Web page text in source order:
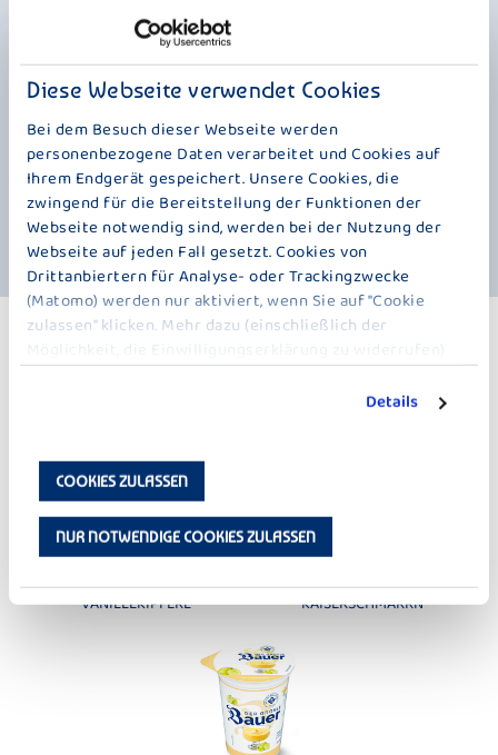
Diese Webseite verwendet Cookies
Bei dem Besuch dieser Webseite werden
personenbezogene Daten verarbeitet und Cookies auf
Ihrem Endgerät gespeichert. Unsere Cookies, die
zwingend für die Bereitstellung der Funktionen der
Webseite notwendig sind, werden bei der Nutzung der
Webseite auf jeden Fall gesetzt. Cookies von
Drittanbiertern für Analyse- oder Trackingzwecke
(Matomo) werden nur aktiviert, wenn Sie auf "Cookie
zulassen" klicken. Mehr dazu (einschließlich der
Möglichkeit, die Einwilligungserklärung zu widerrufen)
erfahren Sie in unsererDatenschutzerklärung.
Details
COOKIES ZULASSEN
NUR NOTWENDIGE COOKIES ZULASSEN
Apfelstrudel, Apfelstrudel, essen alle Kinder gern. Große Kinder, kleine
Kinder, Damen und auch Herren. Vor allem, wenn es sich um „Der Große
Bauer Apfelstrudel“ handelt, eine von unseren vier zeitlich limitierten
Wintereditionen. Was bei ihm allerdings überhaupt nicht limitiert ist, ist
sein unnachahmlich guter Apfelstrudel-Geschmack in herrlich frischer
Milch. Ein unvergesslicher Wintertraum, in wunderbar cremigen
Joghurt. Da wird einem auch bei niedrigen Temperaturen warm ums
Herz. Fast möchte man, das diese Jahreszeit überhaupt nicht mehr
aufhört. Aber, zum Trost, wir legen „Der Große Bauer Apfelstrudel“
jedes Jahr neu auf. Und zum „überbrücken“ haben wir noch viele andere
leckere Joghurts im Programm.
WEITERE PRODUKTE
WINTERSAISON – 250G
DER GROSSE BAUER
VANILLEKIPFERL
DER GROSSE BAUER
KAISERSCHMARRN